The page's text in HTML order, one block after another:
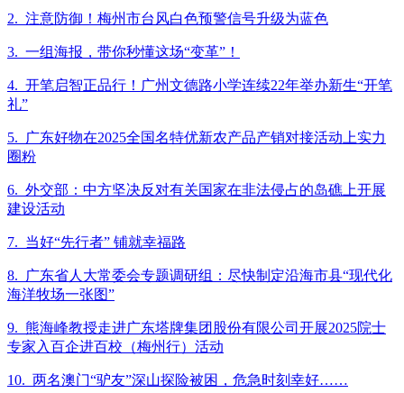
2. 注意防御！梅州市台风白色预警信号升级为蓝色
3. 一组海报，带你秒懂这场“变革”！
4. 开笔启智正品行！广州文德路小学连续22年举办新生“开笔
礼”
5. 广东好物在2025全国名特优新农产品产销对接活动上实力
圈粉
6. 外交部：中方坚决反对有关国家在非法侵占的岛礁上开展
建设活动
7. 当好“先行者” 铺就幸福路
8. 广东省人大常委会专题调研组：尽快制定沿海市县“现代化
海洋牧场一张图”
9. 熊海峰教授走进广东塔牌集团股份有限公司开展2025院士
专家入百企进百校（梅州行）活动
10. 两名澳门“驴友”深山探险被困，危急时刻幸好……